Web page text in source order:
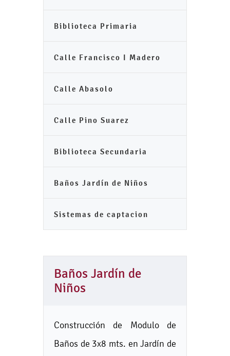
Biblioteca Primaria
Calle Francisco I Madero
Calle Abasolo
Calle Pino Suarez
Biblioteca Secundaria
Baños Jardín de Niños
Sistemas de captacion
Baños Jardín de
Niños
Construcción de Modulo de
Baños de 3x8 mts. en Jardín de